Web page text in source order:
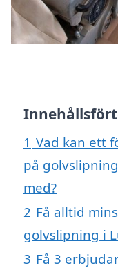
1 Vad kan ett
på
med?
2 Få alltid
golvslipning i
3 Få 3